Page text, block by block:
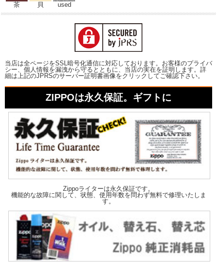
茶 貝 used
当店は全ページをSSL暗号化通信に対応しております。お客様のプライバ
シー、個人情報を漏洩から守るとともに、当店の実在を証明します。詳
細は上記のJPRSのサーバー証明書画像をクリックしてご確認下さい。
ZIPPOは永久保証。ギフトに
Zippoライターは永久保証です。
機能的な故障に関して、状態、使用年数を問わず無料で修理いたしま
す。